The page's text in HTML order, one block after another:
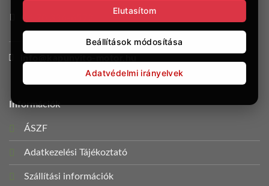
06 70 336-6572
Információk
ÁSZF
Adatkezelési Tájékoztató
Szállítási információk
Elutasítom
Beállítások módosítása
Adatvédelmi irányelvek